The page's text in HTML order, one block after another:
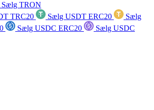
Sælg TRON
TRC20
Sælg USDT ERC20
Sælg
Sælg USDC ERC20
Sælg USDC